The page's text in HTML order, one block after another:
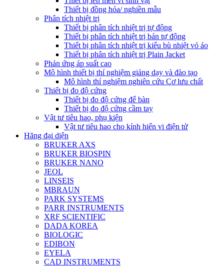
Thiết bị đồng hóa/ nghiền mẫu
Phân tích nhiệt trị
Thiết bị phân tích nhiệt trị tự động
Thiết bị phân tích nhiệt trị bán tự động
Thiết bị phân tích nhiệt trị kiểu bù nhiệt vỏ áo
Thiết bị phân tích nhiệt trị Plain Jacket
Phản ứng áp suất cao
Mô hình thiết bị thí nghiệm giảng dạy và đào tạo
Mô hình thí nghiệm nghiên cứu Cơ lưu chất
Thiết bị đo độ cứng
Thiết bị đo độ cứng để bàn
Thiết bị đo độ cứng cầm tay
Vật tư tiêu hao, phụ kiện
Vật tư tiêu hao cho kính hiển vi điện tử
Hãng đại diện
BRUKER AXS
BRUKER BIOSPIN
BRUKER NANO
JEOL
LINSEIS
MBRAUN
PARK SYSTEMS
PARR INSTRUMENTS
XRF SCIENTIFIC
DADA KOREA
BIOLOGIC
EDIBON
EYELA
CAD INSTRUMENTS